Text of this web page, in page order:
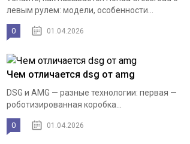
левым рулем: модели, особенности...
0 01.04.2026
Чем отличается dsg от amg
DSG и AMG — разные технологии: первая —
роботизированная коробка...
0 01.04.2026